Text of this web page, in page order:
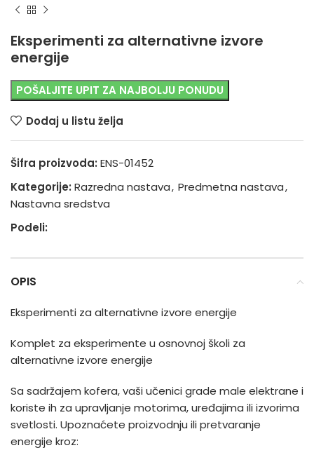
Eksperimenti za alternativne izvore
energije
POŠALJITE UPIT ZA NAJBOLJU PONUDU
Dodaj u listu želja
Šifra proizvoda: ENS-01452
Kategorije: Razredna nastava, Predmetna nastava,
Nastavna sredstva
Podeli:
OPIS
Eksperimenti za alternativne izvore energije
Komplet za eksperimente u osnovnoj školi za
alternativne izvore energije
Sa sadržajem kofera, vaši učenici grade male elektrane i
koriste ih za upravljanje motorima, uređajima ili izvorima
svetlosti. Upoznaćete proizvodnju ili pretvaranje
energije kroz: